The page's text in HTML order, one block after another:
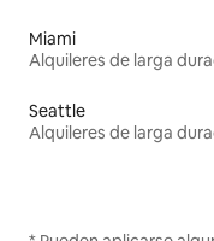
Miami
Alquileres de larga
Seattle
Alquileres de larga